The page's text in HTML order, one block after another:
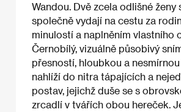
Wandou. Dvě zcela odlišné ženy
společně vydají na cestu za
minulostí a naplněním vlastního
Černobílý, vizuálně působivý
přesností, hloubkou a
nahlíží do nitra tápajících a
postav, jejichž duše se s
zrcadlí v tvářích obou hereček.